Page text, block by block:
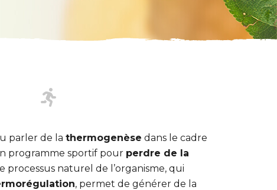
parler de la thermogenèse dans le cadre
programme sportif pour perdre de la
processus naturel de l’organisme, qui
, permet de générer de la